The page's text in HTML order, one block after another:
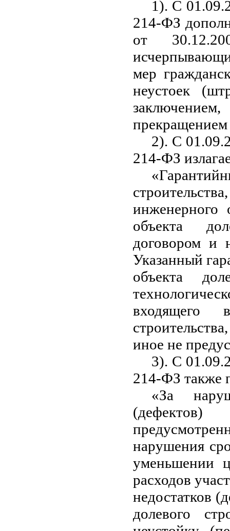
1). С
214-ФЗ
от
мер
неустоек
прекращением
2). С
214-ФЗ
инженерного
объекта
договором и
Указанный
объекта
входящего
иное не
3). С
214-ФЗ также
«За
(дефектов)
нарушения
уменьшении
расходов
недостатков
долевого